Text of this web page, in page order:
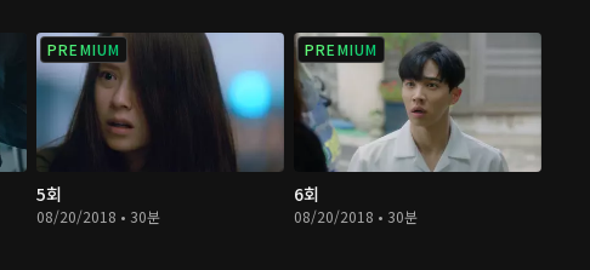
PREMIUM
5회
08/20/2018 • 30분
PREMIUM
6회
08/20/2018 • 30분